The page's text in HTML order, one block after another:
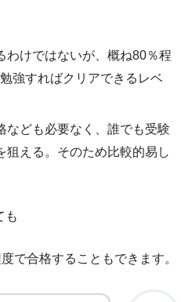
わけではないが、概ね80％程
強すればクリアできるレベ
なども必要なく、誰でも受験
狙える。そのため比較的易し
も
で合格することもできます。